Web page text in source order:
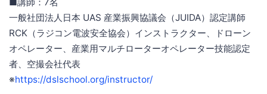
一般社団法人日本 UAS 産業振興協議会（JUIDA）認定講師
RCK（ラジコン電波安全協会）インストラクター、ドローン
オペレーター、産業用マルチローターオペレーター技能認定
者、空撮会社代表
※https://dslschool.org/instructor/